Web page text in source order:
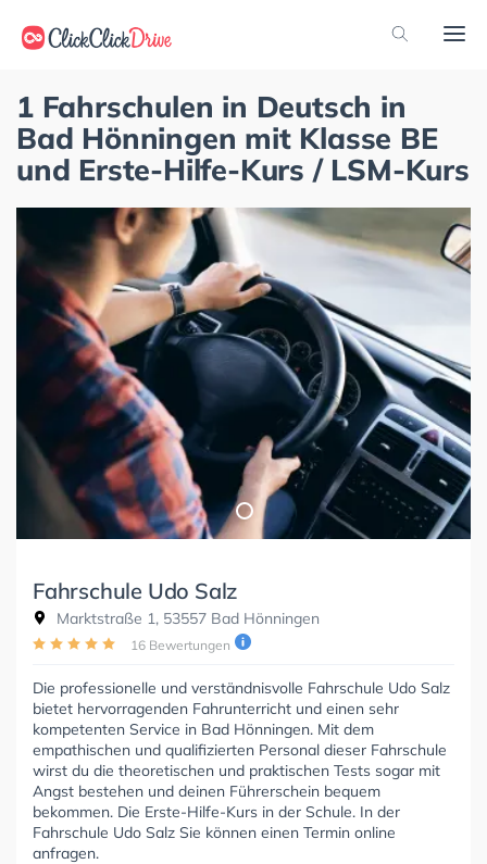
1 Fahrschulen in Deutsch in
Bad Hönningen mit Klasse BE
und Erste-Hilfe-Kurs / LSM-Kurs
Fahrschule Udo Salz
Marktstraße 1, 53557 Bad Hönningen
16 Bewertungen
Die professionelle und verständnisvolle Fahrschule Udo Salz
bietet hervorragenden Fahrunterricht und einen sehr
kompetenten Service in Bad Hönningen. Mit dem
empathischen und qualifizierten Personal dieser Fahrschule
wirst du die theoretischen und praktischen Tests sogar mit
Angst bestehen und deinen Führerschein bequem
bekommen. Die Erste-Hilfe-Kurs in der Schule. In der
Fahrschule Udo Salz Sie können einen Termin online
anfragen.